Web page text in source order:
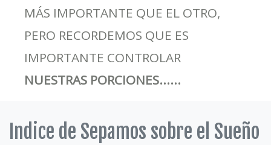
MÁS IMPORTANTE QUE EL OTRO,
PERO RECORDEMOS QUE ES
IMPORTANTE CONTROLAR
NUESTRAS PORCIONES......
Indice de Sepamos sobre el Sueño